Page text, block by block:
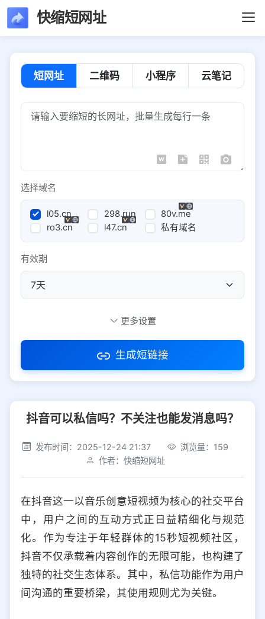
快缩短网址
短网址 二维码 小程序 云笔记
选择域名
l05.cn 298.run
80v.me
ro3.cn
l47.cn 私有域名
有效期
访问密码
社交平台 电商平台
选择防红平台类型，避免链接被拦截
iOS Android PC 其他
选择允许访问的平台类型
更多设置
生成短链接
抖音可以私信吗？不关注也能发消息吗？
发布时间：2025-12-24 21:37
浏览量：159
作者：快缩短网址
在抖音这一以音乐创意短视频为核心的社交平台
中，用户之间的互动方式正日益精细化与规范
化。作为专注于年轻群体的15秒短视频社区，
抖音不仅承载着内容创作的无限可能，也构建了
独特的社交生态体系。其中，私信功能作为用户
间沟通的重要桥梁，其使用规则尤为关键。